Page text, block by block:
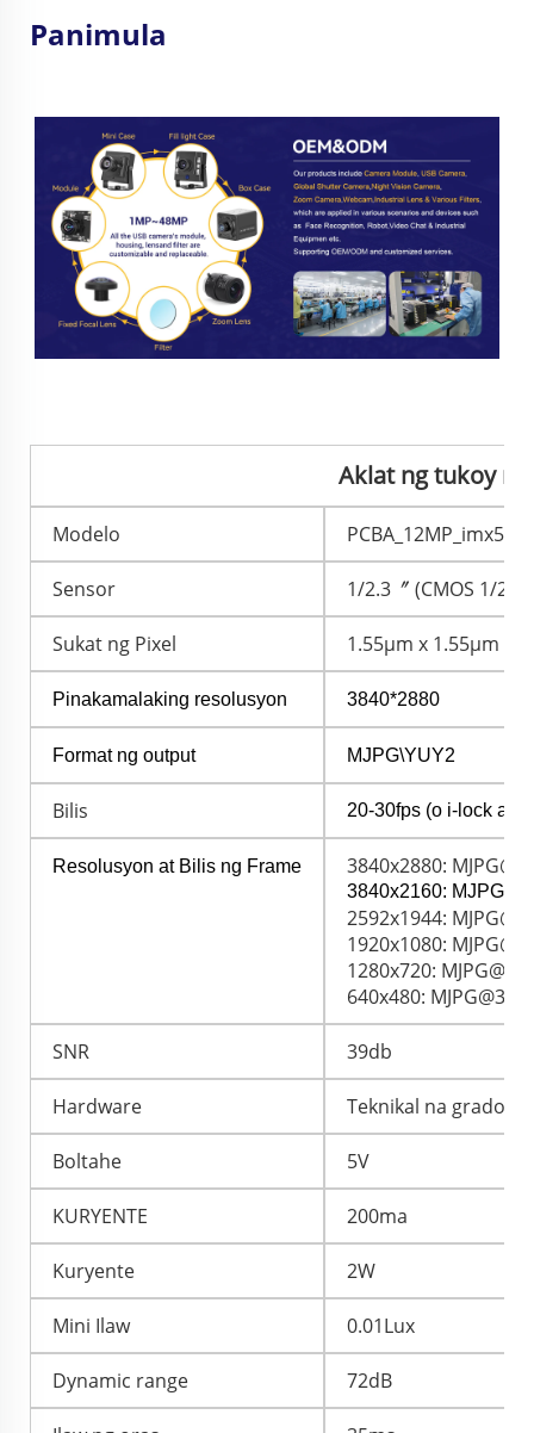
Panimula
Aklat ng tukoy
Modelo PCBA_12MP_imx577
Sensor 1/2.3〞 (CMOS 1/2.3
Sukat ng Pixel 1.55μm x 1.55μm
Pinakamalaking resolusyon 3840*2880
Format ng output MJPG\YUY2
Bilis 20-30fps (o i-lock
Resolusyon at Bilis ng Frame 3840x2880:
3840x2160:
2592x1944:
1920x1080:
1280x720:
640x480:
SNR 39db
Hardware Teknikal na grado
Boltahe 5V
KURYENTE 200ma
Kuryente 2W
Mini Ilaw 0.01Lux
Dynamic range 72dB